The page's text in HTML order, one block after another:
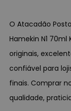
O Atacadão
Hamekin N1
originais,
confiável para
finais. Comprar
qualidade,